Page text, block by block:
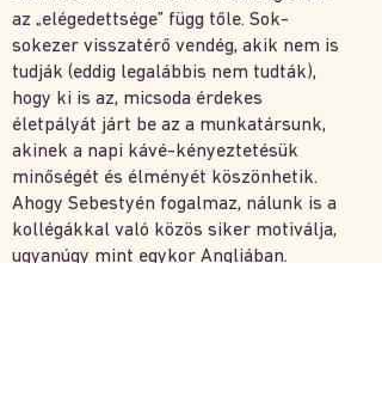
az „elégedettsége” függ tőle. Sok-
sokezer visszatérő vendég, akik nem is
tudják (eddig legalábbis nem tudták),
hogy ki is az, micsoda érdekes
életpályát járt be az a munkatársunk,
akinek a napi kávé-kényeztetésük
minőségét és élményét köszönhetik.
Ahogy Sebestyén fogalmaz, nálunk is a
kollégákkal való közös siker motiválja,
ugyanúgy mint egykor Angliában.